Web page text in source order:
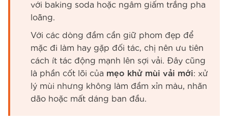
với baking soda hoặc ngâm giấm trắng pha
loãng.
Với các dòng đầm cần giữ phom đẹp để
mặc đi làm hay gặp đối tác, chị nên ưu tiên
cách ít tác động mạnh lên sợi vải. Đây cũng
là phần cốt lõi của mẹo khử mùi vải mới: xử
lý mùi nhưng không làm đầm xỉn màu, nhăn
dão hoặc mất dáng ban đầu.